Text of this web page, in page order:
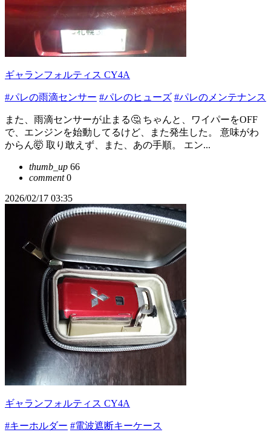
ギャランフォルティス CY4A
#パレの雨滴センサー #パレのヒューズ #パレのメンテナンス
また、雨滴センサーが止まる🤔 ちゃんと、ワイパーをOFF
で、エンジンを始動してるけど、また発生した。 意味がわ
からん🤯 取り敢えず、また、あの手順。 エン...
thumb_up 66
comment0
2026/02/17 03:35
ギャランフォルティス CY4A
#キーホルダー #電波遮断キーケース